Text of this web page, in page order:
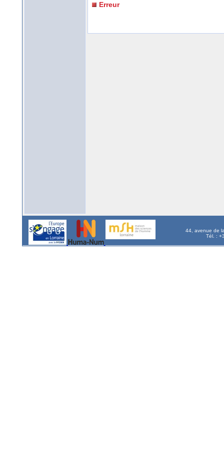
Erreur
44, avenue de
Tél. :